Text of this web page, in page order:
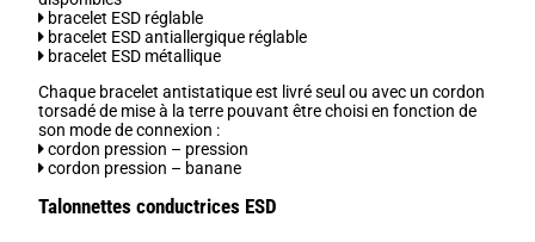
bracelet ESD réglable
bracelet ESD antiallergique réglable
bracelet ESD métallique
Chaque bracelet antistatique est livré seul ou avec un cordon
torsadé de mise à la terre pouvant être choisi en fonction de
son mode de connexion :
cordon pression – pression
cordon pression – banane
Talonnettes conductrices ESD